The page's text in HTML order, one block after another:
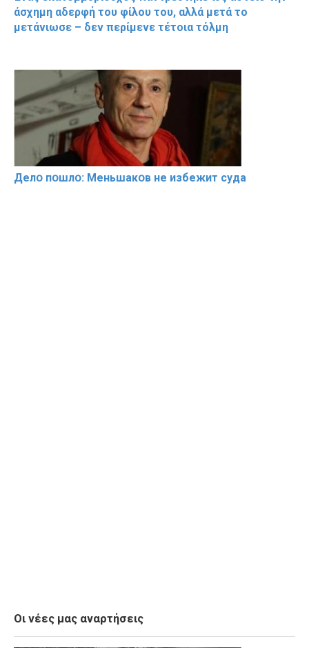
άσχημη αδερφή του φίλου του, αλλά μετά το
μετάνιωσε – δεν περίμενε τέτοια τόλμη
Делօ пօшлօ: Меньшакօв не избeжит cyдa
Οι νέες μας αναρτήσεις